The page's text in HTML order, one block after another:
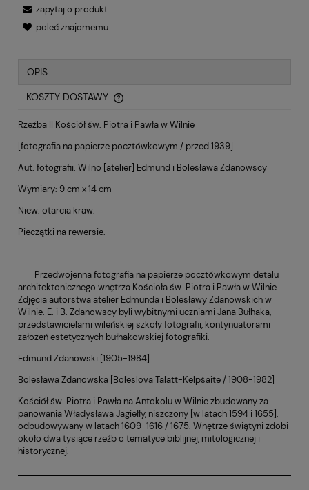
zapytaj o produkt
poleć znajomemu
OPIS
KOSZTY DOSTAWY
CENA NIE ZAWIERA EWENTUALNYCH KOSZTÓW PŁATNOŚCI
Rzeźba II Kościół św. Piotra i Pawła w Wilnie
[fotografia na papierze pocztówkowym / przed 1939]
Aut. fotografii: Wilno [atelier] Edmund i Bolesława Zdanowscy
Wymiary: 9 cm x 14 cm
Niew. otarcia kraw.
Pieczątki na rewersie.
Przedwojenna fotografia na papierze pocztówkowym detalu
architektonicznego wnętrza Kościoła św. Piotra i Pawła w Wilnie.
Zdjęcia autorstwa atelier Edmunda i Bolesławy Zdanowskich w
Wilnie. E. i B. Zdanowscy byli wybitnymi uczniami Jana Bułhaka,
przedstawicielami wileńskiej szkoły fotografii, kontynuatorami
założeń estetycznych bułhakowskiej fotografiki.
Edmund Zdanowski [1905-1984]
Bolesława Zdanowska [Boleslova Talatt-Kelpšaitė / 1908-1982]
Kościół św. Piotra i Pawła na Antokolu w Wilnie zbudowany za
panowania Władysława Jagiełły, niszczony [w latach 1594 i 1655],
odbudowywany w latach 1609-1616 / 1675. Wnętrze świątyni zdobi
około dwa tysiące rzeźb o tematyce biblijnej, mitologicznej i
historycznej.